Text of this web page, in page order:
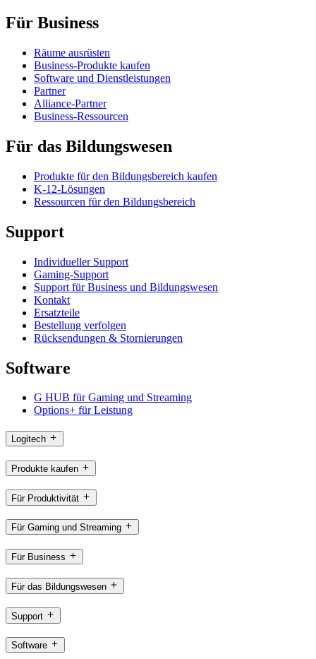
Für Business
Räume ausrüsten
Business-Produkte kaufen
Software und Dienstleistungen
Partner
Alliance-Partner
Business-Ressourcen
Für das Bildungswesen
Produkte für den Bildungsbereich kaufen
K-12-Lösungen
Ressourcen für den Bildungsbereich
Support
Individueller Support
Gaming-Support
Support für Business und Bildungswesen
Kontakt
Ersatzteile
Bestellung verfolgen
Rücksendungen & Stornierungen
Software
G HUB für Gaming und Streaming
Options+ für Leistung
Logitech
Produkte kaufen
Für Produktivität
Für Gaming und Streaming
Für Business
Für das Bildungswesen
Support
Software